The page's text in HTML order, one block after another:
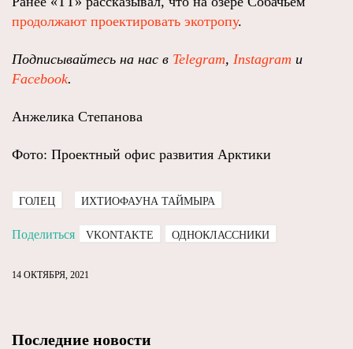
продолжают проектировать экотропу.
Подписывайтесь на нас в Telegram, Instagram и
Facebook.
Анжелика Степанова
Фото: Проектный офис развития Арктики
ГОЛЕЦ ИХТИОФАУНА ТАЙМЫРА
Поделиться VKONTAKTE ОДНОКЛАССНИКИ
14 ОКТЯБРЯ, 2021
Последние новости